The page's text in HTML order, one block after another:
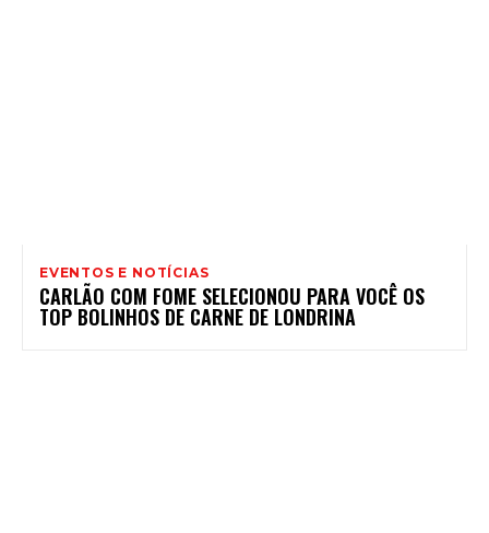
EVENTOS E NOTÍCIAS
CARLÃO COM FOME SELECIONOU PARA VOCÊ OS
TOP BOLINHOS DE CARNE DE LONDRINA